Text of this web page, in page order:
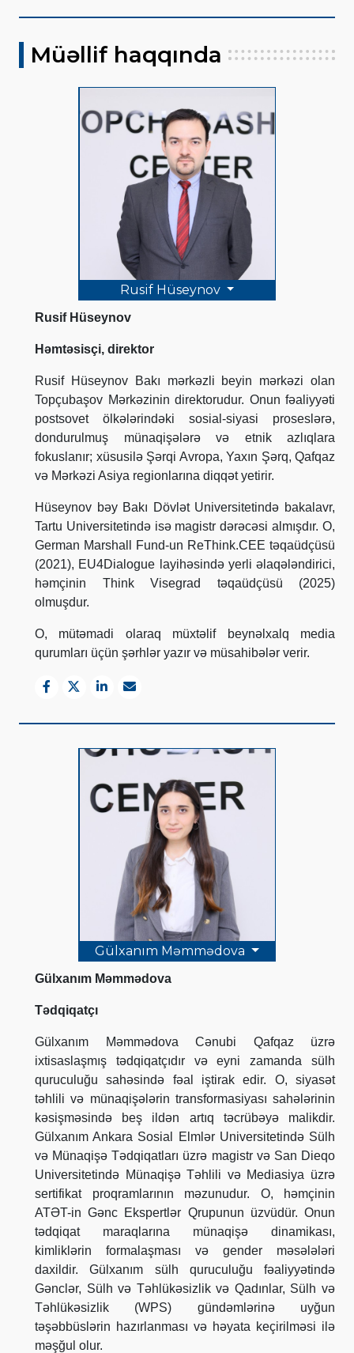
Müəllif haqqında
Rusif Hüseynov
Rusif Hüseynov
Həmtəsisçi, direktor
Rusif Hüseynov Bakı mərkəzli beyin mərkəzi olan
Topçubaşov Mərkəzinin direktorudur. Onun fəaliyyəti
postsovet ölkələrindəki sosial-siyasi proseslərə,
dondurulmuş münaqişələrə və etnik azlıqlara
fokuslanır; xüsusilə Şərqi Avropa, Yaxın Şərq, Qafqaz
və Mərkəzi Asiya regionlarına diqqət yetirir.
Hüseynov bəy Bakı Dövlət Universitetində bakalavr,
Tartu Universitetində isə magistr dərəcəsi almışdır. O,
German Marshall Fund-un ReThink.CEE təqaüdçüsü
(2021), EU4Dialogue layihəsində yerli əlaqələndirici,
həmçinin Think Visegrad təqaüdçüsü (2025)
olmuşdur.
O, mütəmadi olaraq müxtəlif beynəlxalq media
qurumları üçün şərhlər yazır və müsahibələr verir.
Gülxanım Məmmədova
Gülxanım Məmmədova
Tədqiqatçı
Gülxanım Məmmədova Cənubi Qafqaz üzrə
ixtisaslaşmış tədqiqatçıdır və eyni zamanda sülh
quruculuğu sahəsində fəal iştirak edir. O, siyasət
təhlili və münaqişələrin transformasiyası sahələrinin
kəsişməsində beş ildən artıq təcrübəyə malikdir.
Gülxanım Ankara Sosial Elmlər Universitetində Sülh
və Münaqişə Tədqiqatları üzrə magistr və San Dieqo
Universitetində Münaqişə Təhlili və Mediasiya üzrə
sertifikat proqramlarının məzunudur. O, həmçinin
ATƏT-in Gənc Ekspertlər Qrupunun üzvüdür. Onun
tədqiqat maraqlarına münaqişə dinamikası,
kimliklərin formalaşması və gender məsələləri
daxildir. Gülxanım sülh quruculuğu fəaliyyətində
Gənclər, Sülh və Təhlükəsizlik və Qadınlar, Sülh və
Təhlükəsizlik (WPS) gündəmlərinə uyğun
təşəbbüslərin hazırlanması və həyata keçirilməsi ilə
məşğul olur.